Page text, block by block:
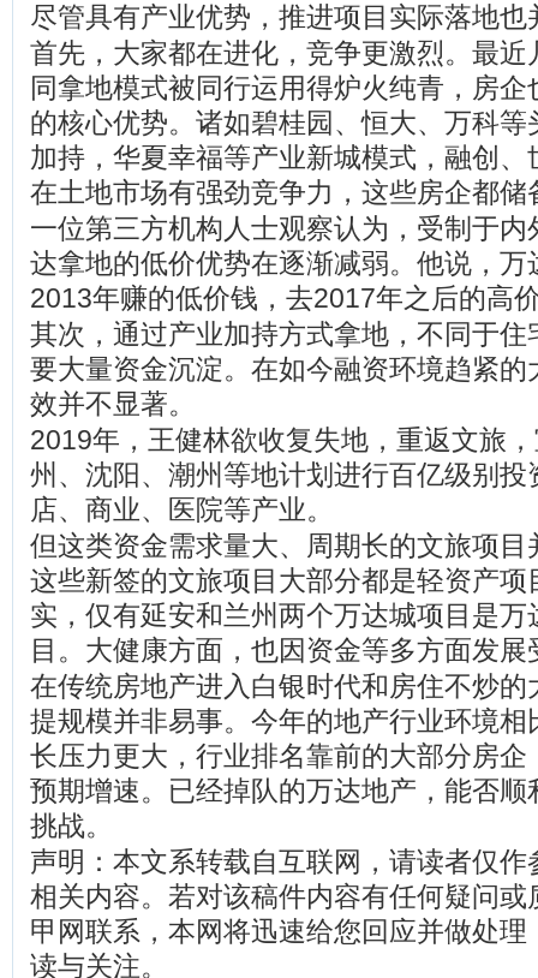
尽管具有产业优势，推进项目实际落地也
首先，大家都在进化，竞争更激烈。最近
同拿地模式被同行运用得炉火纯青，房
的核心优势。诸如碧桂园、恒大、万科
加持，华夏幸福等产业新城模式，融创
在土地市场有强劲竞争力，这些房企都储
一位第三方机构人士观察认为，受制于
达拿地的低价优势在逐渐减弱。他说，
2013年赚的低价钱，去2017年之后的高
其次，通过产业加持方式拿地，不同于住
要大量资金沉淀。在如今融资环境趋紧的
效并不显著。
2019年，王健林欲收复失地，重返文旅
州、沈阳、潮州等地计划进行百亿级别投
店、商业、医院等产业。
但这类资金需求量大、周期长的文旅项目
这些新签的文旅项目大部分都是轻资产项
实，仅有延安和兰州两个万达城项目是
目。大健康方面，也因资金等多方面发展
在传统房地产进入白银时代和房住不炒的
提规模并非易事。今年的地产行业环境相
长压力更大，行业排名靠前的大部分房企
预期增速。已经掉队的万达地产，能否顺
挑战。
声明：本文系转载自互联网，请读者仅
相关内容。若对该稿件内容有任何疑问或
甲网联系，本网将迅速给您回应并做处
读与关注。